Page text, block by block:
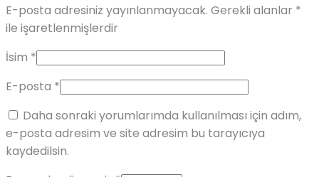
E-posta adresiniz yayınlanmayacak. Gerekli alanlar *
ile işaretlenmişlerdir
İsim *
E-posta *
Daha sonraki yorumlarımda kullanılması için adım,
e-posta adresim ve site adresim bu tarayıcıya
kaydedilsin.